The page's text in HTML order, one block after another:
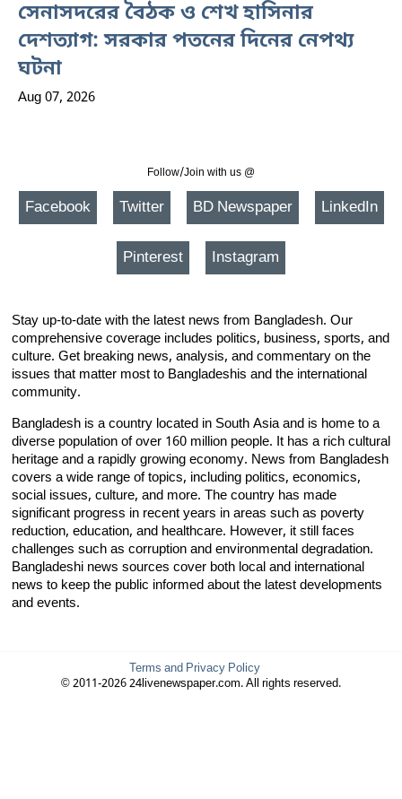
সেনাসদরের বৈঠক ও শেখ হাসিনার
দেশত্যাগ: সরকার পতনের দিনের নেপথ্য
ঘটনা
Aug 07, 2026
Follow/Join with us @
Facebook Twitter BD Newspaper LinkedIn
Pinterest Instagram
Stay up-to-date with the latest news from Bangladesh. Our
comprehensive coverage includes politics, business, sports, and
culture. Get breaking news, analysis, and commentary on the
issues that matter most to Bangladeshis and the international
community.
Bangladesh is a country located in South Asia and is home to a
diverse population of over 160 million people. It has a rich cultural
heritage and a rapidly growing economy. News from Bangladesh
covers a wide range of topics, including politics, economics,
social issues, culture, and more. The country has made
significant progress in recent years in areas such as poverty
reduction, education, and healthcare. However, it still faces
challenges such as corruption and environmental degradation.
Bangladeshi news sources cover both local and international
news to keep the public informed about the latest developments
and events.
Terms and Privacy Policy
© 2011-2026 24livenewspaper.com. All rights reserved.